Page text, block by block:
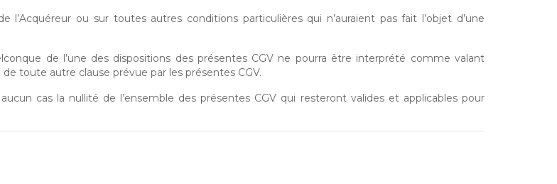
l’Acquéreur ou sur toutes autres conditions particulières qui n’auraient pas fait l’objet d’une
de l’une des dispositions des présentes CGV ne pourra être interprété comme valant
toute autre clause prévue par les présentes CGV.
cas la nullité de l’ensemble des présentes CGV qui resteront valides et applicables pour